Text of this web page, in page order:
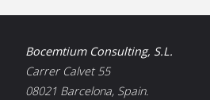
Bocemtium Consulting, S.L.
Carrer Calvet 55
08021 Barcelona, Spain.